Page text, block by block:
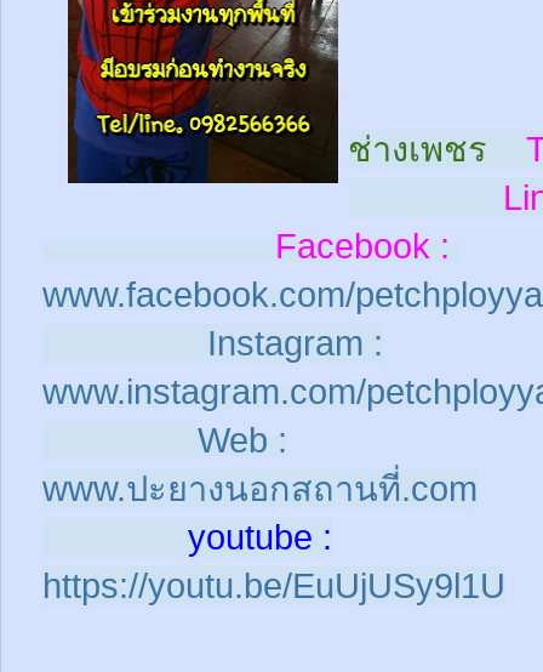
ช่างเพชร
Facebook :
www.facebook.com/
Instagram :
www.instagram.com/
Web :
www.ปะยางนอกสถานที่.com
youtube :
https://youtu.be/EuUjUSy9l1U